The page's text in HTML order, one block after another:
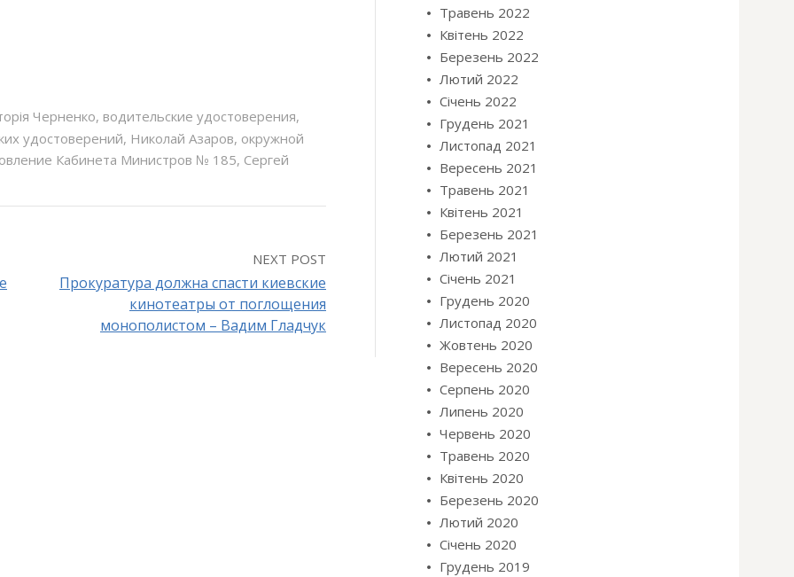
Черненко, водительские удостоверения,
удостоверений, Николай Азаров, окружной
Кабинета Министров № 185, Сергей
NEXT POST
Прокуратура должна спасти киевские
кинотеатры от поглощения
монополистом – Вадим Гладчук
Травень 2022
Квітень 2022
Березень 2022
Лютий 2022
Січень 2022
Грудень 2021
Листопад 2021
Вересень 2021
Травень 2021
Квітень 2021
Березень 2021
Лютий 2021
Січень 2021
Грудень 2020
Листопад 2020
Жовтень 2020
Вересень 2020
Серпень 2020
Липень 2020
Червень 2020
Травень 2020
Квітень 2020
Березень 2020
Лютий 2020
Січень 2020
Грудень 2019